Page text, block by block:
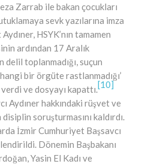
Zarrab ile bakan çocukları
sevk yazılarına imza
HSYK’nın tamamen
ardından 17 Aralık
delil toplanmadığı, suçun
bir örgüte rastlanmadığı’
ve dosyayı kapattı.[10]
Aydıner hakkındaki rüşvet ve
soruşturmasını kaldırdı.
İzmir Cumhuriyet Başsavcı
Dönemin Başbakanı
Yasin El Kadı ve